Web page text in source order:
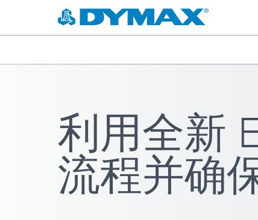
利用全新
流程并确